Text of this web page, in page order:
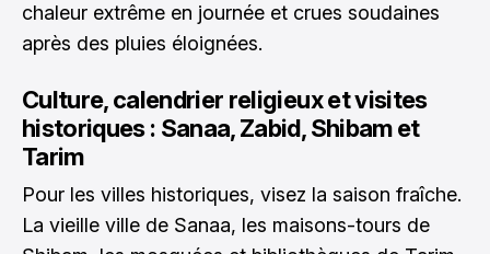
chaleur extrême en journée et crues soudaines
après des pluies éloignées.
Culture, calendrier religieux et visites
historiques : Sanaa, Zabid, Shibam et
Tarim
Pour les villes historiques, visez la saison fraîche.
La vieille ville de Sanaa, les maisons-tours de